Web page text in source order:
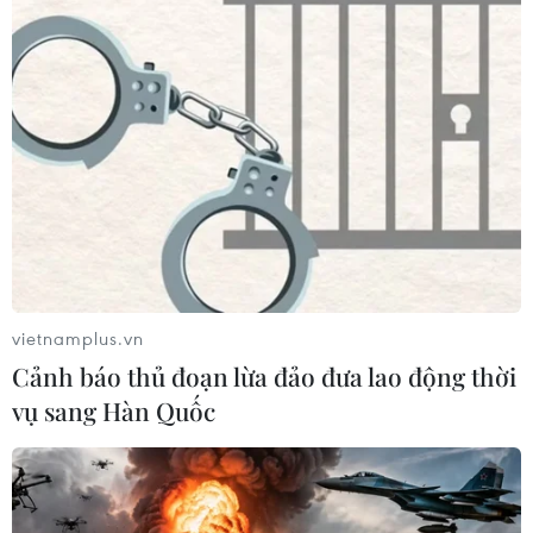
công toàn diện Iran
02/08/2026 04:00
Israel nâng mức cảnh báo trước khả
năng Mỹ tấn công Iran
Xem thêm
CƠ QUAN CHỦ QUẢN: THÔNG TẤN XÃ VIỆT NAM
vietnamplus.vn
Cảnh báo thủ đoạn lừa đảo đưa lao động thời
vụ sang Hàn Quốc